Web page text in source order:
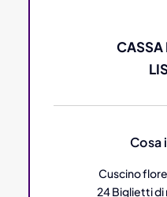
CASSA
Cosa
Cuscino
24 Biglietti di